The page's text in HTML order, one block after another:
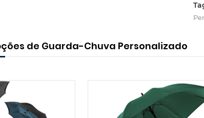
de Guarda-Chuva Personalizado